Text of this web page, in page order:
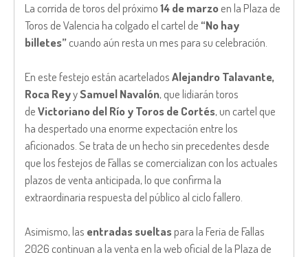
La corrida de toros del próximo14 de marzoen la Plaza de
Toros de Valencia ha colgado el cartel de“No hay
billetes”cuando aún resta un mes para su celebración.
En este festejo están acarteladosAlejandro Talavante,
Roca ReyySamuel Navalón, que lidiarán toros
deVictoriano del Río y Toros de Cortés, un cartel que
ha despertado una enorme expectación entre los
aficionados. Se trata de un hecho sin precedentes desde
que los festejos de Fallas se comercializan con los actuales
plazos de venta anticipada, lo que confirma la
extraordinaria respuesta del público al ciclo fallero.
Asimismo, las entradas sueltas para la Feria de Fallas
2026 continuan a la venta en la web oficial de la Plaza de